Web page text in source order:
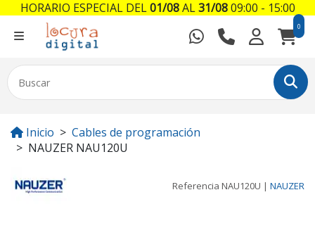
0
Inicio
Cables de programación
NAUZER NAU120U
Referencia NAU120U | NAUZER
HORARIO ESPECIAL DEL01/08AL31/0809:00 - 15:00